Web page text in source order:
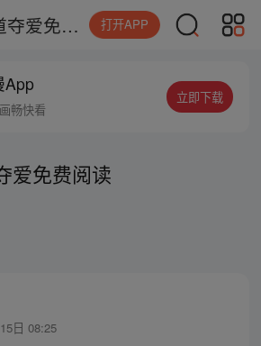
亿万总裁霸道夺爱免费阅读 打开APP
App
畅快看
立即下载
爱免费阅读
日 08:25